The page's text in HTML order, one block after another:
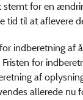
stemt for en
tid til at aflevere
indberetning af
for
af
allerede nu